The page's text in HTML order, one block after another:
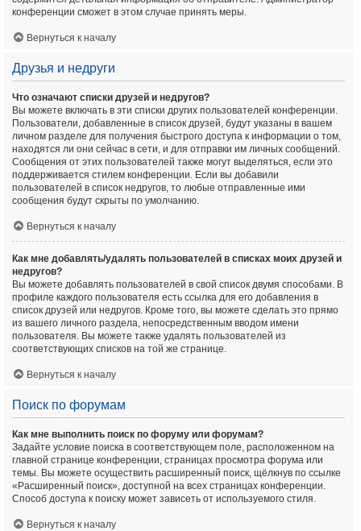
конференции сможет в этом случае принять меры.
Вернуться к началу
Друзья и недруги
Что означают списки друзей и недругов?
Вы можете включать в эти списки других пользователей конференции.
Пользователи, добавленные в список друзей, будут указаны в вашем
личном разделе для получения быстрого доступа к информации о том,
находятся ли они сейчас в сети, и для отправки им личных сообщений.
Сообщения от этих пользователей также могут выделяться, если это
поддерживается стилем конференции. Если вы добавили
пользователей в список недругов, то любые отправленные ими
сообщения будут скрыты по умолчанию.
Вернуться к началу
Как мне добавлять/удалять пользователей в списках моих друзей и
недругов?
Вы можете добавлять пользователей в свой список двумя способами. В
профиле каждого пользователя есть ссылка для его добавления в
список друзей или недругов. Кроме того, вы можете сделать это прямо
из вашего личного раздела, непосредственным вводом имени
пользователя. Вы можете также удалять пользователей из
соответствующих списков на той же странице.
Вернуться к началу
Поиск по форумам
Как мне выполнить поиск по форуму или форумам?
Задайте условие поиска в соответствующем поле, расположенном на
главной странице конференции, страницах просмотра форума или
темы. Вы можете осуществить расширенный поиск, щёлкнув по ссылке
«Расширенный поиск», доступной на всех страницах конференции.
Способ доступа к поиску может зависеть от используемого стиля.
Вернуться к началу